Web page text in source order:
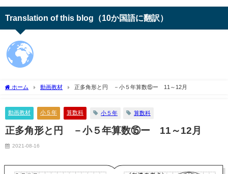
Translation of this blog（10か国語に翻訳）
ホーム 動画教材 正多角形と円 －小５年算数⑮ー 11～12月
動画教材 小５年 算数科 小５年 算数科
正多角形と円 －小５年算数⑮ー 11～12月
2021-08-16